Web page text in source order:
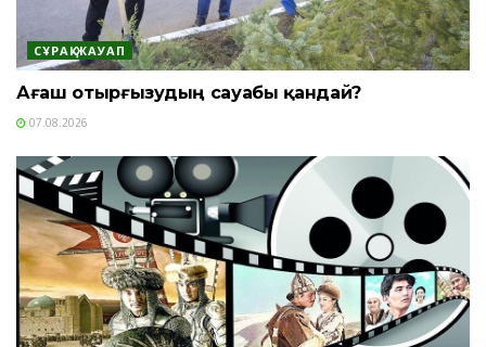
СҰРАҚ-ЖАУАП
Ағаш отырғызудың сауабы қандай?
07.08.2026